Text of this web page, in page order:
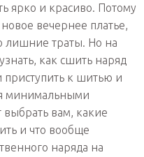
ярко и красиво. Потому
вечернее платье,
лишние траты. Но на
как сшить наряд
к шитью и
минимальными
выбрать вам, какие
и что вообще
наряда на